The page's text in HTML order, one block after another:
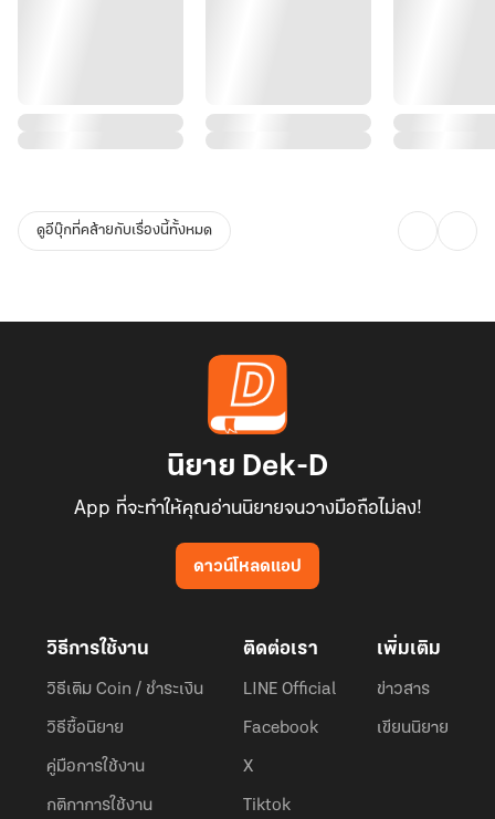
ดูอีบุ๊กที่คล้ายกับเรื่องนี้ทั้งหมด
นิยาย Dek-D
App ที่จะทำให้คุณอ่านนิยายจนวางมือถือไม่ลง!
ดาวน์โหลดแอป
วิธีการใช้งาน
วิธีเติม Coin / ชำระเงิน
วิธีซื้อนิยาย
คู่มือการใช้งาน
กติกาการใช้งาน
ติดต่อเรา
LINE Official
Facebook
X
Tiktok
เพิ่มเติม
ข่าวสาร
เขียนนิยาย